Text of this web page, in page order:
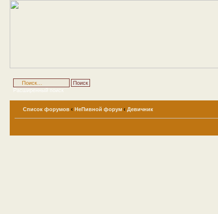
Расширенный поиск
Список форумов ‹ НеПивной форум ‹ Девичник